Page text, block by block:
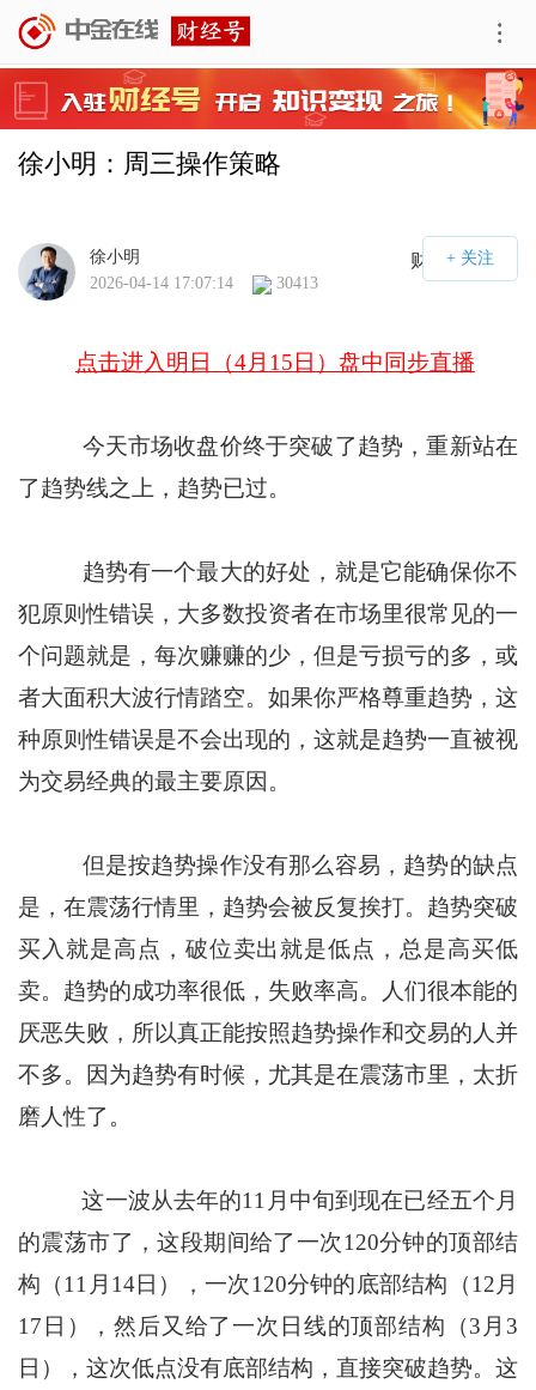
徐小明：周三操作策略
财经号APP
徐小明
2026-04-14 17:07:14
30413
点击进入明日（4月15日）盘中同步直播
今天市场收盘价终于突破了趋势，重新站在
了趋势线之上，趋势已过。
趋势有一个最大的好处，就是它能确保你不
犯原则性错误，大多数投资者在市场里很常见的一
个问题就是，每次赚赚的少，但是亏损亏的多，或
者大面积大波行情踏空。如果你严格尊重趋势，这
种原则性错误是不会出现的，这就是趋势一直被视
为交易经典的最主要原因。
但是按趋势操作没有那么容易，趋势的缺点
是，在震荡行情里，趋势会被反复挨打。趋势突破
买入就是高点，破位卖出就是低点，总是高买低
卖。趋势的成功率很低，失败率高。人们很本能的
厌恶失败，所以真正能按照趋势操作和交易的人并
不多。因为趋势有时候，尤其是在震荡市里，太折
磨人性了。
这一波从去年的11月中旬到现在已经五个月
的震荡市了，这段期间给了一次120分钟的顶部结
构（11月14日），一次120分钟的底部结构（12月
17日），然后又给了一次日线的顶部结构（3月3
日），这次低点没有底部结构，直接突破趋势。这